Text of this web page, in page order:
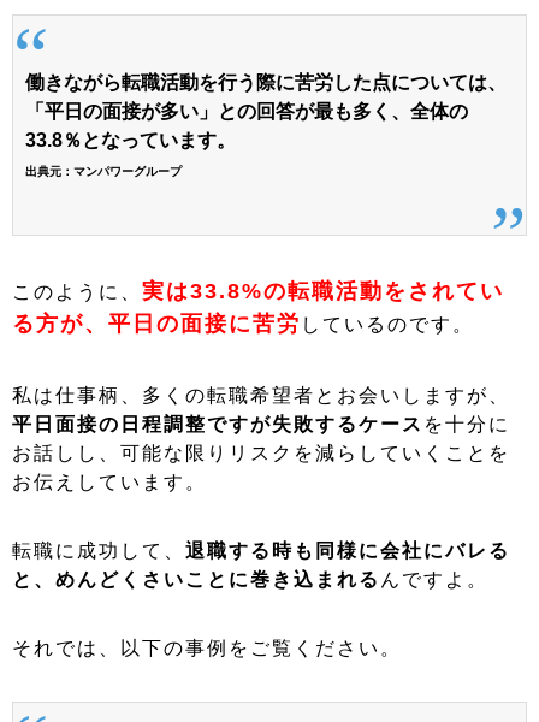
働きながら転職活動を行う際に苦労した点については、
「平日の面接が多い」との回答が最も多く、全体の
33.8％となっています。
出典元： マンパワーグループ
このように、 実は33.8%の転職活動をされてい
る方が、平日の面接に苦労 しているのです。
私は仕事柄、多くの転職希望者とお会いしますが、
平日面接の日程調整ですが失敗するケース を十分に
お話しし、可能な限りリスクを減らしていくことを
お伝えしています。
転職に成功して、 退職する時も同様に会社にバレる
と、めんどくさいことに巻き込まれる んですよ。
それでは、以下の事例をご覧ください。